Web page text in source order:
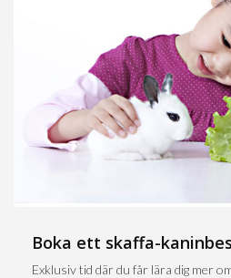
Boka ett skaffa-
Exklusiv tid där du får lära dig mer